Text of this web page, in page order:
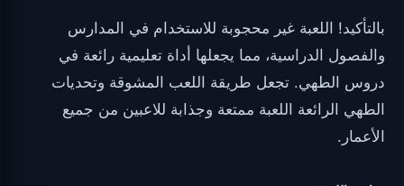
بالتأكيد! اللعبة غير محجوبة للاستخدام في المدارس
والفصول الدراسية، مما يجعلها أداة تعليمية رائعة في
دروس الطهي. تجعل طريقة اللعب المشوقة وتحديات
الطهي الرائعة اللعبة ممتعة وجذابة للاعبين من جميع
الأعمار.